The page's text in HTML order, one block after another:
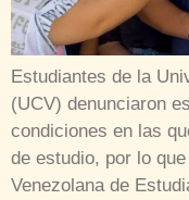
Estudiantes de la
(UCV) denunciaron
condiciones en las
de estudio, por lo
Venezolana de